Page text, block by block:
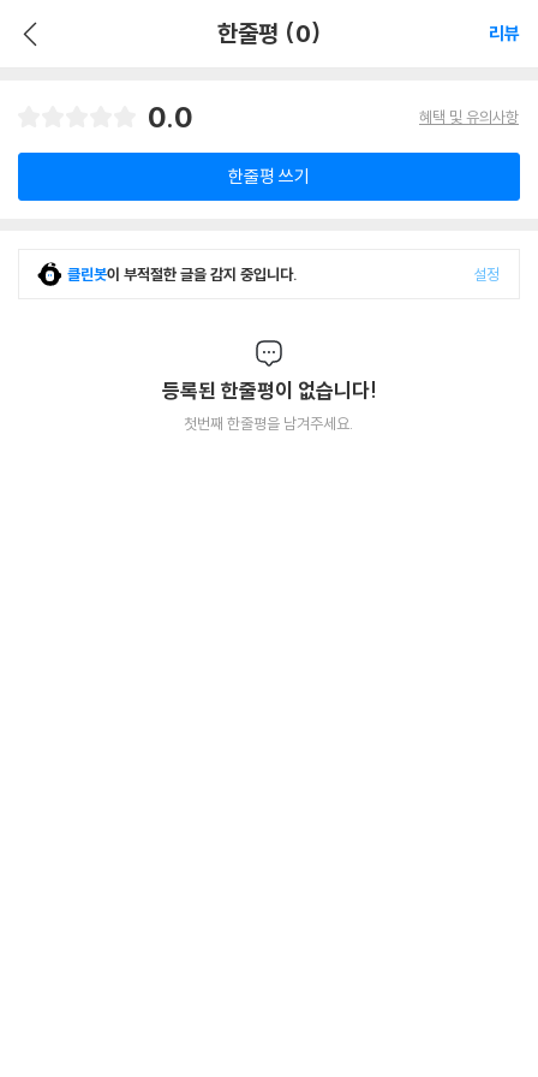
한줄평 (0) 리뷰
0.0 혜택 및 유의사항
한줄평 쓰기
클린봇이 부적절한 글을 감지 중입니다. 설정
등록된 한줄평이 없습니다!
첫번째 한줄평을 남겨주세요.